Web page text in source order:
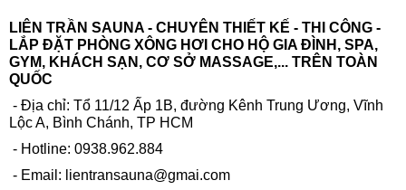
LIÊN TRẦN SAUNA - CHUYÊN THIẾT KẾ - THI CÔNG -
LẮP ĐẶT PHÒNG XÔNG HƠI CHO HỘ GIA ĐÌNH, SPA,
GYM, KHÁCH SẠN, CƠ SỞ MASSAGE,... TRÊN TOÀN
QUỐC
- Địa chỉ: Tổ 11/12 Ấp 1B, đường Kênh Trung Ương, Vĩnh
Lộc A, Bình Chánh, TP HCM
- Hotline: 0938.962.884
- Email: lientransauna@gmai.com